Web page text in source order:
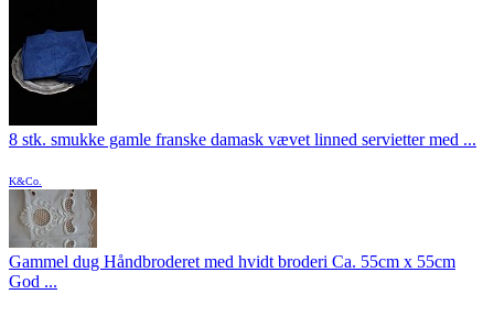
8 stk. smukke gamle franske damask vævet linned servietter med ...
K&Co.
Gammel dug Håndbroderet med hvidt broderi Ca. 55cm x 55cm
God ...